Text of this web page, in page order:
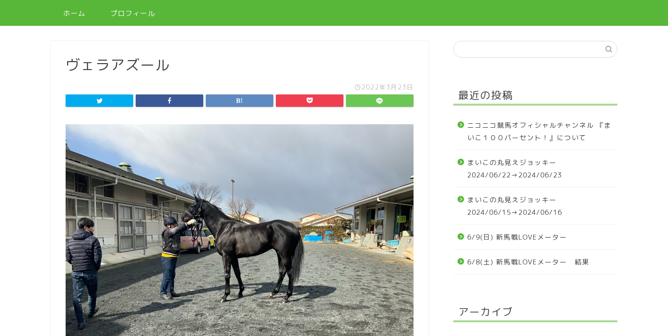
ホーム プロフィール
ヴェラアズール
2022年3月23日
最近の投稿
ニコニコ競馬オフィシャルチャンネル 『ま
いこ１００パーセント！』について
まいこの丸見えジョッキー
2024/06/22→2024/06/23
まいこの丸見えジョッキー
2024/06/15→2024/06/16
6/9(日) 新馬戦LOVEメーター
6/8(土) 新馬戦LOVEメーター 結果
アーカイブ